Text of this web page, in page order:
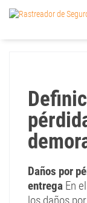
Daños por
entrega En